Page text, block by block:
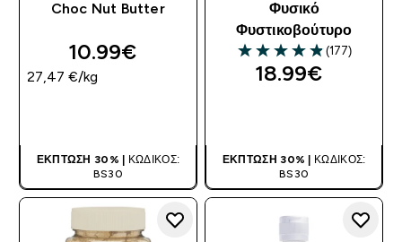
Choc Nut Butter
10.99€‎
27,47 €‎/kg
ΈΚΠΤΩΣΗ 30% |
ΚΩΔΙΚΌΣ:
BS30
Φυσικό
Φυστικοβούτυρο
4.85 out of 5 stars
(177)
18.99€‎
ΈΚΠΤΩΣΗ 30% |
ΚΩΔΙΚΌΣ:
BS30